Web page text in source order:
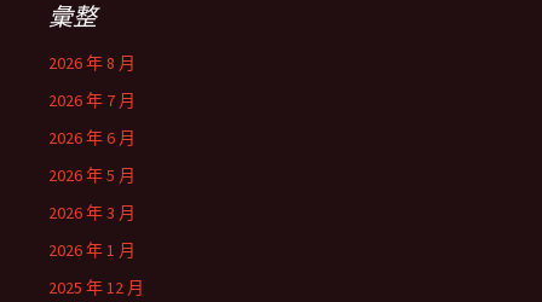
彙整
2026 年 8 月
2026 年 7 月
2026 年 6 月
2026 年 5 月
2026 年 3 月
2026 年 1 月
2025 年 12 月